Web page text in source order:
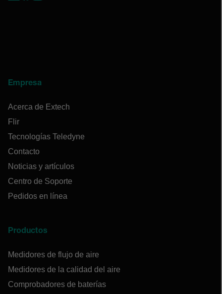
Empresa
Acerca de Extech
Flir
Tecnologías Teledyne
Contacto
Noticias y artículos
Centro de Soporte
Pedidos en línea
Productos
Medidores de flujo de aire
Medidores de la calidad del aire
Comprobadores de baterías